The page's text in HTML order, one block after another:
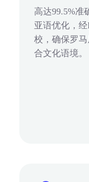
高达99.5%准
亚语优化，
校，确保罗
合文化语境。